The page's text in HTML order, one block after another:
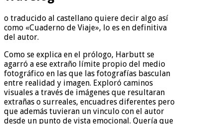
o traducido al castellano quiere decir algo así
como «Cuaderno de Viaje», lo es en definitiva
del autor.
Como se explica en el prólogo, Harbutt se
agarró a ese extraño límite propio del medio
fotográfico en las que las fotografías basculan
entre realidad y imagen. Exploró caminos
visuales a través de imágenes que resultaran
extrañas o surreales, encuadres diferentes pero
que además tuvieran un vinculo con el autor
desde un punto de vista emocional. Quería que